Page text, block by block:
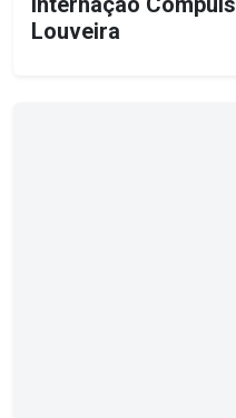
Louveira